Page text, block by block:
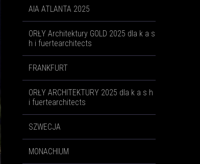
AIA ATLANTA 2025
ORŁY Architektury GOLD 2025 dla k a s
h i fuertearchitects
FRANKFURT
ORŁY ARCHITEKTURY 2025 dla k a s h
i fuertearchitects
SZWECJA
MONACHIUM